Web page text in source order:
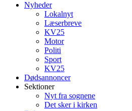
Nyheder
Lokalnyt
Læserbreve
KV25
Motor
Politi
Sport
KV25
Dødsannoncer
Sektioner
Nyt fra sognene
Det sker i kirken